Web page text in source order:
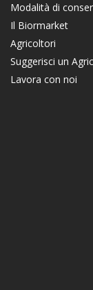
Modalità di
Il Biormarket
Agricoltori
Suggerisci un
Lavora con noi